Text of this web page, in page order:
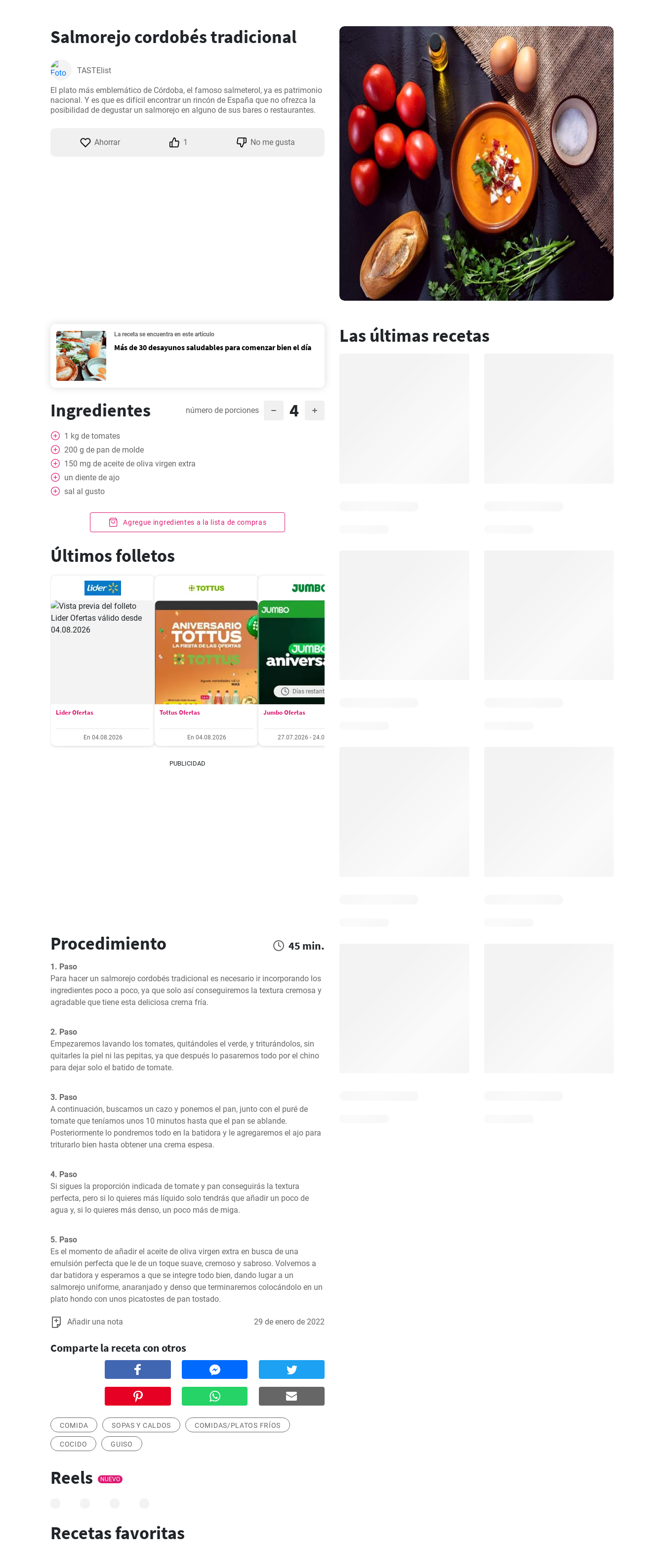
Salmorejo cordobés tradicional
TASTElist
El plato más emblemático de Córdoba, el famoso salmeterol, ya es patrimonio
nacional. Y es que es difícil encontrar un rincón de España que no ofrezca la
posibilidad de degustar un salmorejo en alguno de sus bares o restaurantes.
Ahorrar 1 No me gusta
La receta se encuentra en este artículo
Más de 30 desayunos saludables para comenzar bien el día
Ingredientes número de porciones 4
1 kg de tomates
200 g de pan de molde
150 mg de aceite de oliva virgen extra
un diente de ajo
sal al gusto
Agregue ingredientes a la lista de compras
Últimos folletos
Lider Ofertas
En 04.08.2026
Tottus Ofertas
En 04.08.2026
Días restantes: 18
Jumbo Ofertas
27.07.2026 - 24.08.2026
PUBLICIDAD
Procedimiento 45 min.
1. Paso
Para hacer un salmorejo cordobés tradicional es necesario ir incorporando los
ingredientes poco a poco, ya que solo así conseguiremos la textura cremosa y
agradable que tiene esta deliciosa crema fría.
2. Paso
Empezaremos lavando los tomates, quitándoles el verde, y triturándolos, sin
quitarles la piel ni las pepitas, ya que después lo pasaremos todo por el chino
para dejar solo el batido de tomate.
3. Paso
A continuación, buscamos un cazo y ponemos el pan, junto con el puré de
tomate que teníamos unos 10 minutos hasta que el pan se ablande.
Posteriormente lo pondremos todo en la batidora y le agregaremos el ajo para
triturarlo bien hasta obtener una crema espesa.
4. Paso
Si sigues la proporción indicada de tomate y pan conseguirás la textura
perfecta, pero si lo quieres más líquido solo tendrás que añadir un poco de
agua y, si lo quieres más denso, un poco más de miga.
5. Paso
Es el momento de añadir el aceite de oliva virgen extra en busca de una
emulsión perfecta que le de un toque suave, cremoso y sabroso. Volvemos a
dar batidora y esperamos a que se integre todo bien, dando lugar a un
salmorejo uniforme, anaranjado y denso que terminaremos colocándolo en un
plato hondo con unos picatostes de pan tostado.
Añadir una nota 29 de enero de 2022
Comparte la receta con otros
COMIDA SOPAS Y CALDOS COMIDAS/PLATOS FRÍOS
COCIDO GUISO
Las últimas recetas
Reels NUEVO
Recetas favoritas